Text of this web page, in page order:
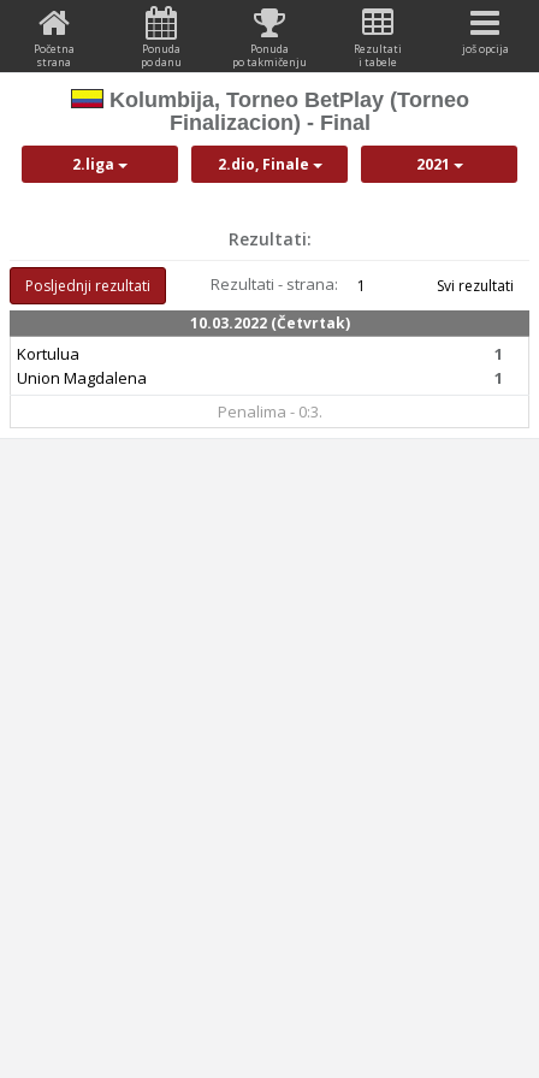
Početna
strana
Ponuda
po danu
Ponuda
po takmičenju
Rezultati
i tabele
još opcija
Kolumbija, Torneo BetPlay (Torneo
Finalizacion) - Final
2.liga 2.dio, Finale 2021
Rezultati:
Posljednji rezultati Rezultati - strana: 1
Svi rezultati
10.03.2022 (Četvrtak)
Kortulua
Union Magdalena
1
1
Penalima - 0:3.